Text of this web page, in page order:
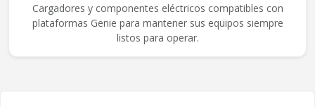
Cargadores y componentes eléctricos compatibles con
plataformas Genie para mantener sus equipos siempre
listos para operar.